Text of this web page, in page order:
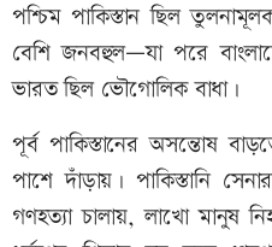
পশ্চিম পাকিস্তান ছিল
বেশি জনবহুল—যা পরে
ভারত ছিল ভৌগোলিক বাধা।
পূর্ব পাকিস্তানের অসন্তোষ
পাশে দাঁড়ায়। পাকিস্তানি
গণহত্যা চালায়, লাখো মানুষ